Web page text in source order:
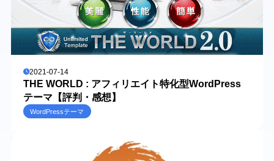
2021-07-14
THE WORLD : アフィリエイト特化型WordPress
テーマ【評判・感想】
WordPressテーマ